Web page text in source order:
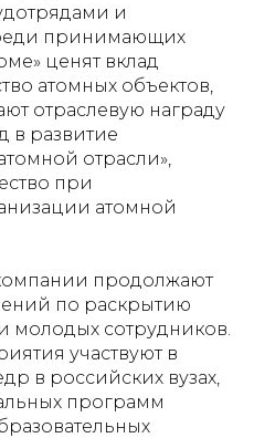
и
принимающих
ценят вклад
атомных объектов,
отраслевую награду
в развитие
отрасли»,
при
атомной
продолжают
по раскрытию
молодых сотрудников.
участвуют в
в российских вузах,
программ